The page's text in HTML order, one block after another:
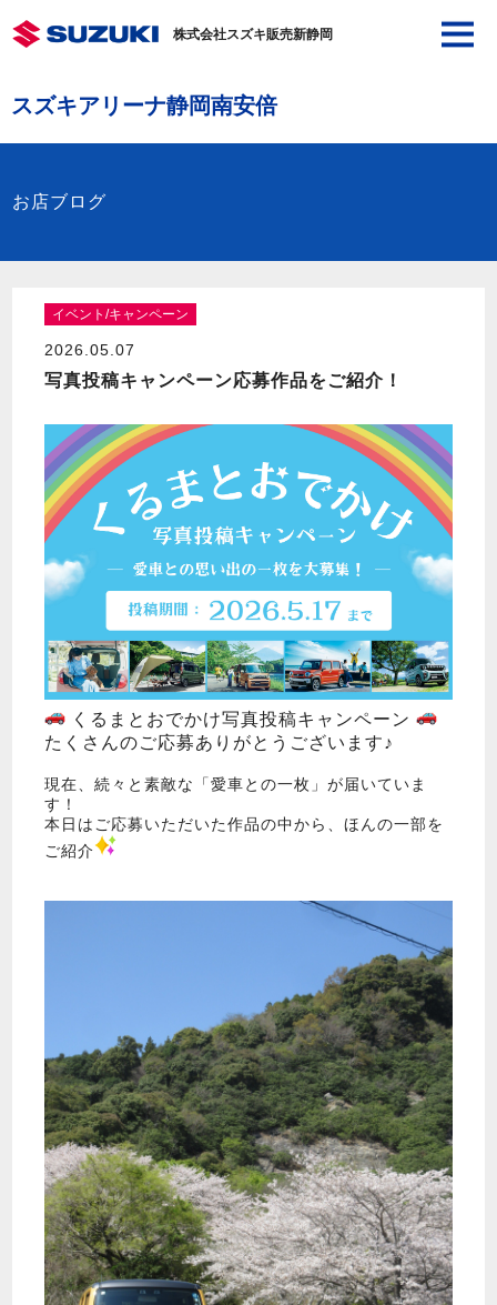
株式会社スズキ販売新静岡
スズキアリーナ静岡南安倍
お店ブログ
イベント/キャンペーン
2026.05.07
写真投稿キャンペーン応募作品をご紹介！
くるまとおでかけ写真投稿キャンペーン
たくさんのご応募ありがとうございます♪
現在、続々と素敵な「愛車との一枚」が届いていま
す！
本日はご応募いただいた作品の中から、ほんの一部を
ご紹介